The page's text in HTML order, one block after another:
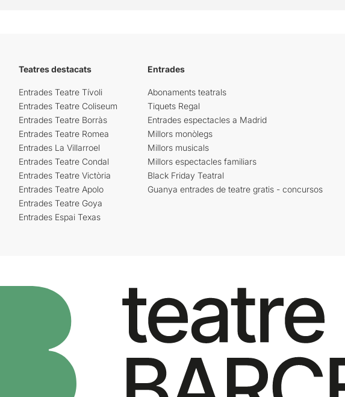
Teatres destacats
Entrades Teatre Tívoli
Entrades Teatre Coliseum
Entrades Teatre Borràs
Entrades Teatre Romea
Entrades La Villarroel
Entrades Teatre Condal
Entrades Teatre Victòria
Entrades Teatre Apolo
Entrades Teatre Goya
Entrades Espai Texas
Entrades
Abonaments teatrals
Tiquets Regal
Entrades espectacles a Madrid
Millors monòlegs
Millors musicals
Millors espectacles familiars
Black Friday Teatral
Guanya entrades de teatre gratis - concursos